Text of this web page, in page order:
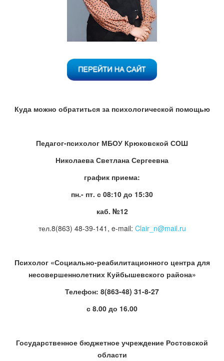
Куда можно обратиться за психологической помощью
Педагог-психолог МБОУ Крюковской СОШ
Николаева Светлана Сергеевна
график приема:
пн.- пт. с 08:10 до 15:30
каб. №12
тел.8(863) 48-39-141, e-mail: Clair_n@mail.ru
Психолог «Социально-реабилитационного центра для
несовершеннолетних Куйбышевского района»
Телефон: 8(863-48) 31-8-27
с 8.00 до 16.00
Государственное бюджетное учреждение Ростовской
области